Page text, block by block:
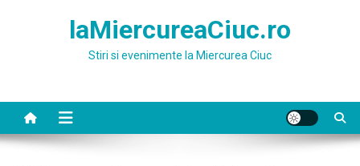
laMiercureaCiuc.ro
Stiri si evenimente la Miercurea Ciuc